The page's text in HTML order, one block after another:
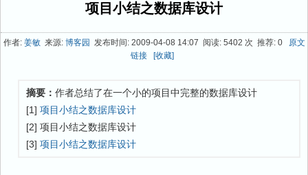
项目小结之数据库设计
作者: 姜敏来源: 博客园 发布时间: 2009-04-08 14:07 阅读: 5402 次 推荐: 0
原文
链接
[收藏]
摘要： 作者总结了在一个小的项目中完整的数据库设计
[1] 项目小结之数据库设计
[2] 项目小结之数据库设计
[3] 项目小结之数据库设计